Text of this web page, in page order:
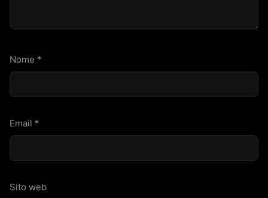
Nome *
Email *
Sito web